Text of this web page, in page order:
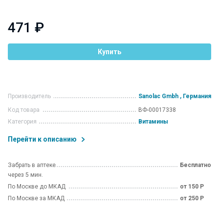
471 ₽
Купить
Производитель
Sanolac Gmbh , Германия
Код товара
ВФ-00017338
Категория
Витамины
Перейти к описанию
Забрать в аптеке
через 5 мин.
Бесплатно
По Москве до МКАД
от 150 Р
По Москве за МКАД
от 250 Р